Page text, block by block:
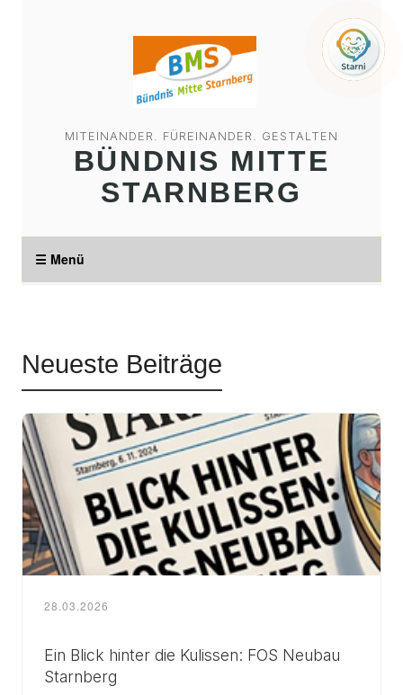
MITEINANDER. FÜREINANDER. GESTALTEN
BÜNDNIS MITTE
STARNBERG
☰ Menü
Neueste Beiträge
28.03.2026
Ein Blick hinter die Kulissen: FOS Neubau
Starnberg